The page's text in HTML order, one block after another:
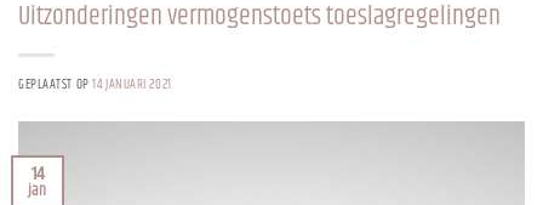
Uitzonderingen vermogenstoets toeslagregelingen
GEPLAATST OP14 JANUARI 2021
14
jan